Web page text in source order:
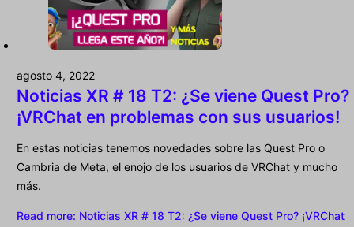
agosto 4, 2022
Noticias XR # 18 T2: ¿Se viene Quest Pro?
¡VRChat en problemas con sus usuarios!
En estas noticias tenemos novedades sobre las Quest Pro o
Cambria de Meta, el enojo de los usuarios de VRChat y mucho
más.
Read more: Noticias XR # 18 T2: ¿Se viene Quest Pro? ¡VRChat